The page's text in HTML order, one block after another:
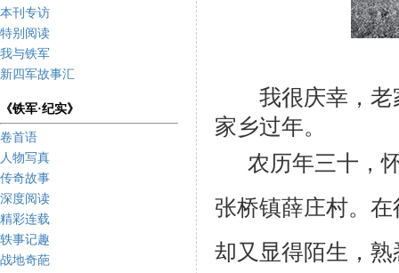
本刊专访
特别阅读
我与铁军
新四军故事汇
《铁军·纪实》
卷首语
人物写真
传奇故事
深度阅读
精彩连载
轶事记趣
战地奇葩
我很庆幸，老
家乡过年。
农历年三十，
张桥镇薛庄村。
却又显得陌生，